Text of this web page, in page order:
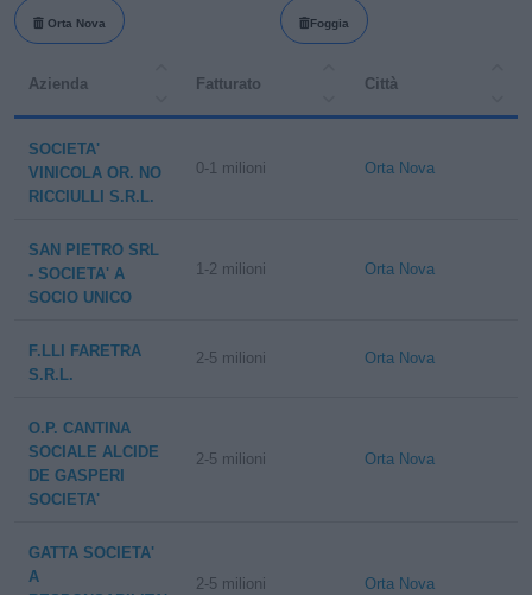
Orta Nova Foggia
Azienda Fatturato Città
SOCIETA'
VINICOLA OR. NO
RICCIULLI S.R.L.
0-1 milioni Orta Nova
SAN PIETRO SRL
- SOCIETA' A
SOCIO UNICO
1-2 milioni Orta Nova
F.LLI FARETRA
S.R.L.
2-5 milioni Orta Nova
O.P. CANTINA
SOCIALE ALCIDE
DE GASPERI
SOCIETA'
2-5 milioni Orta Nova
GATTA SOCIETA'
A
2-5 milioni Orta Nova